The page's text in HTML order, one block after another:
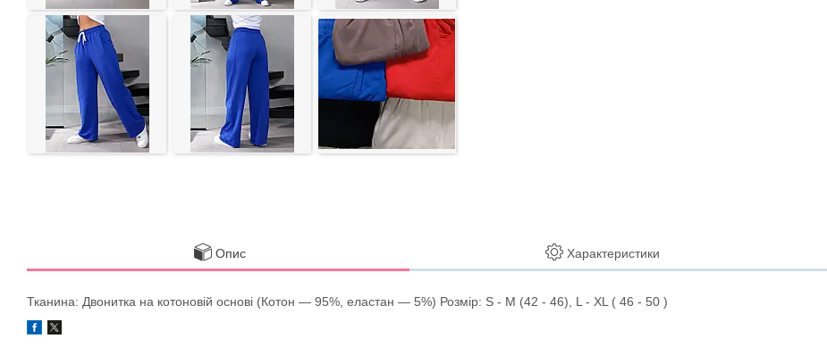
Опис Характеристики
Тканина: Двонитка на котоновій основі (Котон — 95%, еластан — 5%) Розмір: S - M (42 - 46), L - XL ( 46 - 50 )